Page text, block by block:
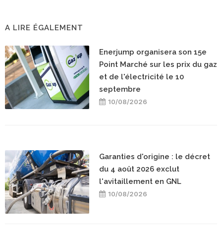
A LIRE ÉGALEMENT
Enerjump organisera son 15e
Point Marché sur les prix du gaz
et de l'électricité le 10
septembre
10/08/2026
Garanties d'origine : le décret
du 4 août 2026 exclut
l'avitaillement en GNL
10/08/2026